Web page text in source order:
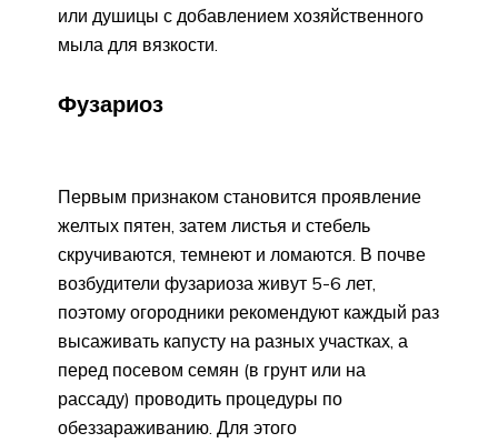
или душицы с добавлением хозяйственного
мыла для вязкости.
Фузариоз
Первым признаком становится проявление
желтых пятен, затем листья и стебель
скручиваются, темнеют и ломаются. В почве
возбудители фузариоза живут 5-6 лет,
поэтому огородники рекомендуют каждый раз
высаживать капусту на разных участках, а
перед посевом семян (в грунт или на
рассаду) проводить процедуры по
обеззараживанию. Для этого